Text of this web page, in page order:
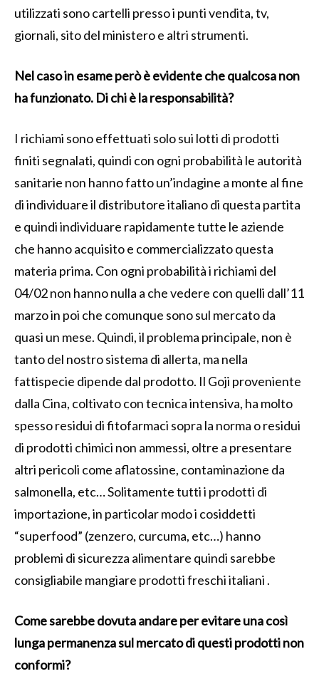
utilizzati sono cartelli presso i punti vendita, tv,
giornali, sito del ministero e altri strumenti.
Nel caso in esame però è evidente che qualcosa non
ha funzionato. Di chi è la responsabilità?
I richiami sono effettuati solo sui lotti di prodotti
finiti segnalati, quindi con ogni probabilità le autorità
sanitarie non hanno fatto un’indagine a monte al fine
di individuare il distributore italiano di questa partita
e quindi individuare rapidamente tutte le aziende
che hanno acquisito e commercializzato questa
materia prima. Con ogni probabilità i richiami del
04/02 non hanno nulla a che vedere con quelli dall’11
marzo in poi che comunque sono sul mercato da
quasi un mese. Quindi, il problema principale, non è
tanto del nostro sistema di allerta, ma nella
fattispecie dipende dal prodotto. Il Goji proveniente
dalla Cina, coltivato con tecnica intensiva, ha molto
spesso residui di fitofarmaci sopra la norma o residui
di prodotti chimici non ammessi, oltre a presentare
altri pericoli come aflatossine, contaminazione da
salmonella, etc… Solitamente tutti i prodotti di
importazione, in particolar modo i cosiddetti
“superfood” (zenzero, curcuma, etc…) hanno
problemi di sicurezza alimentare quindi sarebbe
consigliabile mangiare prodotti freschi italiani .
Come sarebbe dovuta andare per evitare una così
lunga permanenza sul mercato di questi prodotti non
conformi?